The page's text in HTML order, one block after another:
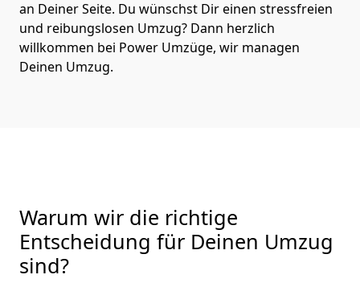
an Deiner Seite. Du wünschst Dir einen stressfreien
und reibungslosen Umzug? Dann herzlich
willkommen bei Power Umzüge, wir managen
Deinen Umzug.
Warum wir die richtige
Entscheidung für Deinen Umzug
sind?